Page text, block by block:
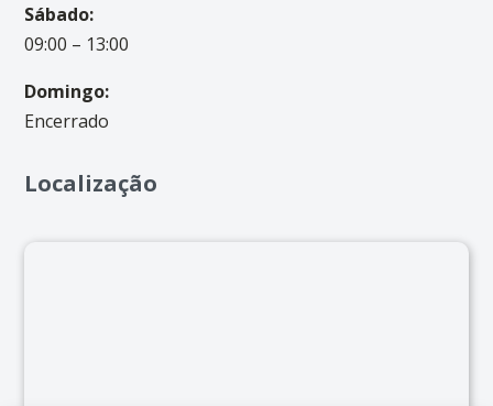
Sábado:
09:00 – 13:00
Domingo:
Encerrado
Localização